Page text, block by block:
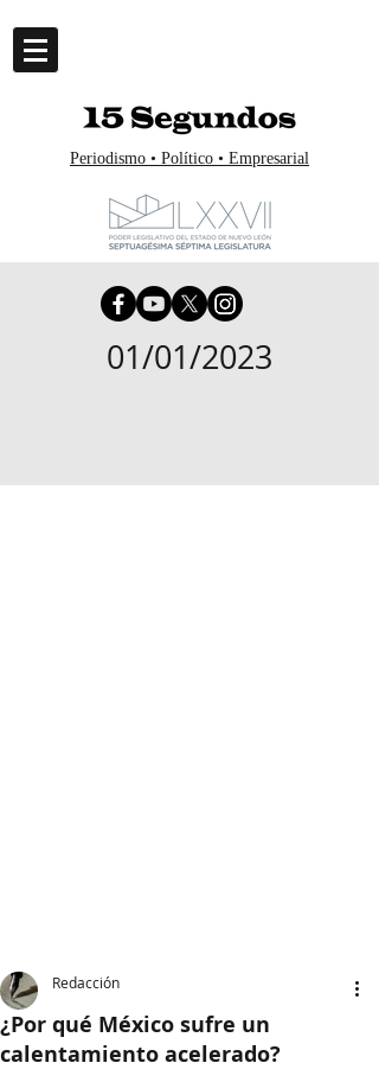
Periodismo • Político • Empresarial
01/01/2023
¿Por qué México sufre un
calentamiento acelerado?
Redacción